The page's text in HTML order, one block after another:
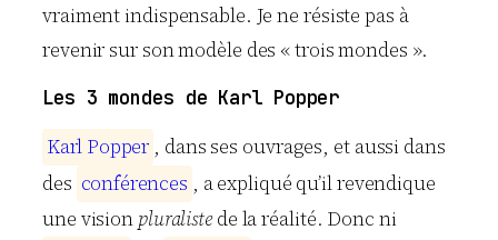
vraiment indispensable. Je ne résiste pas à
revenir sur son modèle des « trois mondes ».
Les 3 mondes de Karl Popper
Karl Popper , dans ses ouvrages, et aussi dans
des conférences , a expliqué qu’il revendique
une vision pluralistede la réalité. Donc ni